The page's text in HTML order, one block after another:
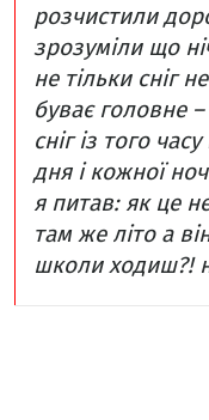
розчистили
зрозумілищо
не тільки сніг
буваєголовне –
сніг із того
дня і кожної
я питав: як це
там же літоа
школи ходиш?!